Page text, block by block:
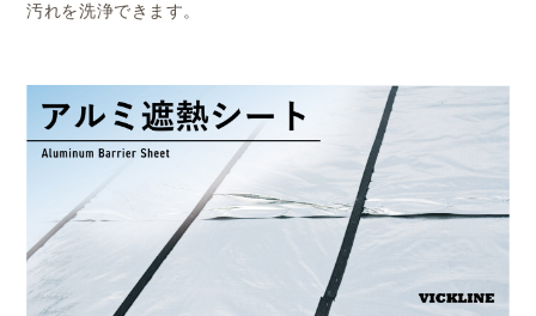
汚れを洗浄できます。